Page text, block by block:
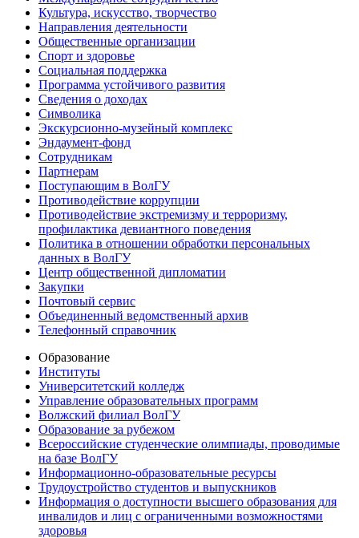
Культура, искусство, творчество
Направления деятельности
Общественные организации
Спорт и здоровье
Социальная поддержка
Программа устойчивого развития
Сведения о доходах
Символика
Экскурсионно-музейный комплекс
Эндаумент-фонд
Сотрудникам
Партнерам
Поступающим в ВолГУ
Противодействие коррупции
Противодействие экстремизму и терроризму,
профилактика девиантного поведения
Политика в отношении обработки персональных
данных в ВолГУ
Центр общественной дипломатии
Закупки
Почтовый сервис
Объединенный ведомственный архив
Телефонный справочник
Образование
Институты
Университетский колледж
Управление образовательных программ
Волжский филиал ВолГУ
Образование за рубежом
Всероссийские студенческие олимпиады, проводимые
на базе ВолГУ
Информационно-образовательные ресурсы
Трудоустройство студентов и выпускников
Информация о доступности высшего образования для
инвалидов и лиц с ограниченными возможностями
здоровья